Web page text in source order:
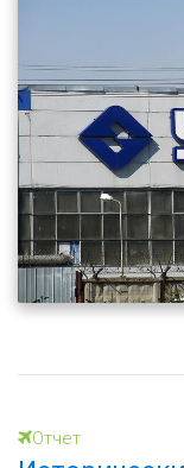
Отчет